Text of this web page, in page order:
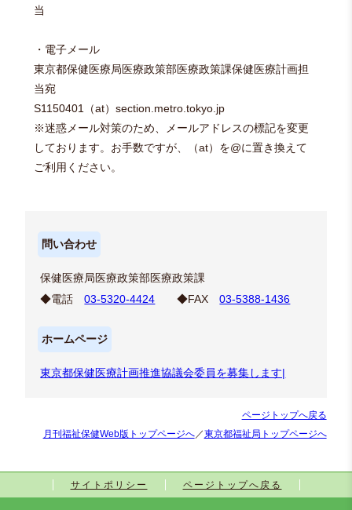
当
・電子メール
東京都保健医療局医療政策部医療政策課保健医療計画担
当宛
S1150401（at）section.metro.tokyo.jp
※迷惑メール対策のため、メールアドレスの標記を変更
しております。お手数ですが、（at）を@に置き換えて
ご利用ください。
問い合わせ
保健医療局医療政策部医療政策課
◆電話03-5320-4424 ◆FAX03-5388-1436
ホームページ
東京都保健医療計画推進協議会委員を募集します|
ページトップへ戻る
月刊福祉保健Web版トップページへ／東京都福祉局トップページへ
サイトポリシー ページトップへ戻る